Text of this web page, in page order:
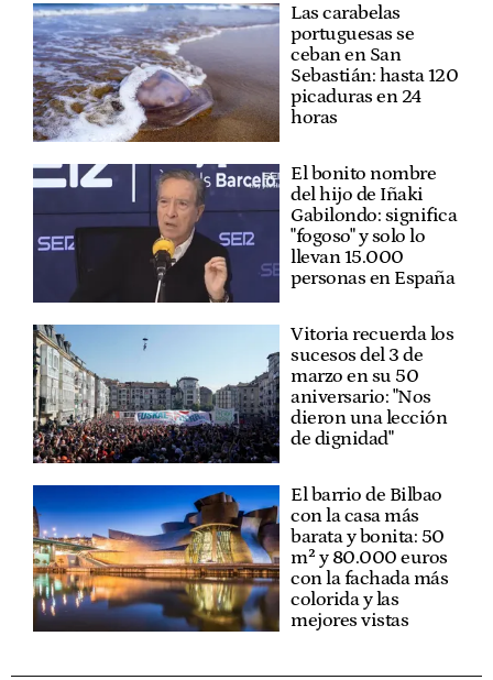
Las carabelas
portuguesas se
ceban en San
Sebastián: hasta 120
picaduras en 24
horas
El bonito nombre
del hijo de Iñaki
Gabilondo: significa
"fogoso" y solo lo
llevan 15.000
personas en España
Vitoria recuerda los
sucesos del 3 de
marzo en su 50
aniversario: "Nos
dieron una lección
de dignidad"
El barrio de Bilbao
con la casa más
barata y bonita: 50
m² y 80.000 euros
con la fachada más
colorida y las
mejores vistas